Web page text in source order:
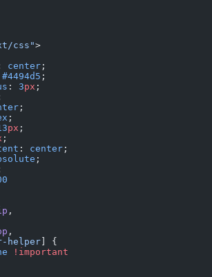
css">
center ;
#4494d5 ;
: 3px ;
;
;
px ;
;
: center ;
;
,
,
helper ] {
!important